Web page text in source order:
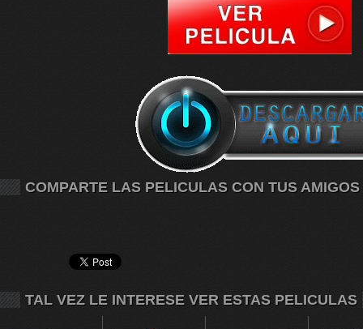
COMPARTE LAS PELICULAS CON TUS AMIGOS
TAL VEZ LE INTERESE VER ESTAS PELICULAS